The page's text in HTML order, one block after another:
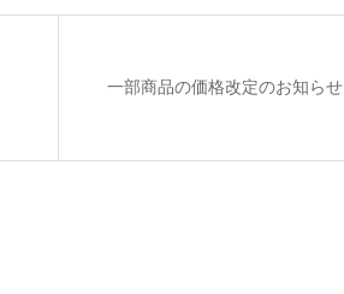
一部商品の価格改定のお知らせ